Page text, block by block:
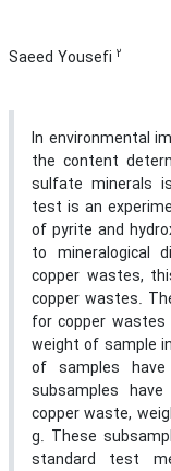
Saeed Yousefi 2
In environmental
the content
sulfate minerals
test is an
of pyrite and
to mineralogical
copper wastes,
copper wastes.
for copper
weight of sample
of samples
subsamples
copper waste,
g. These
standard test